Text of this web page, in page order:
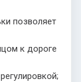
позволяет
к дороге